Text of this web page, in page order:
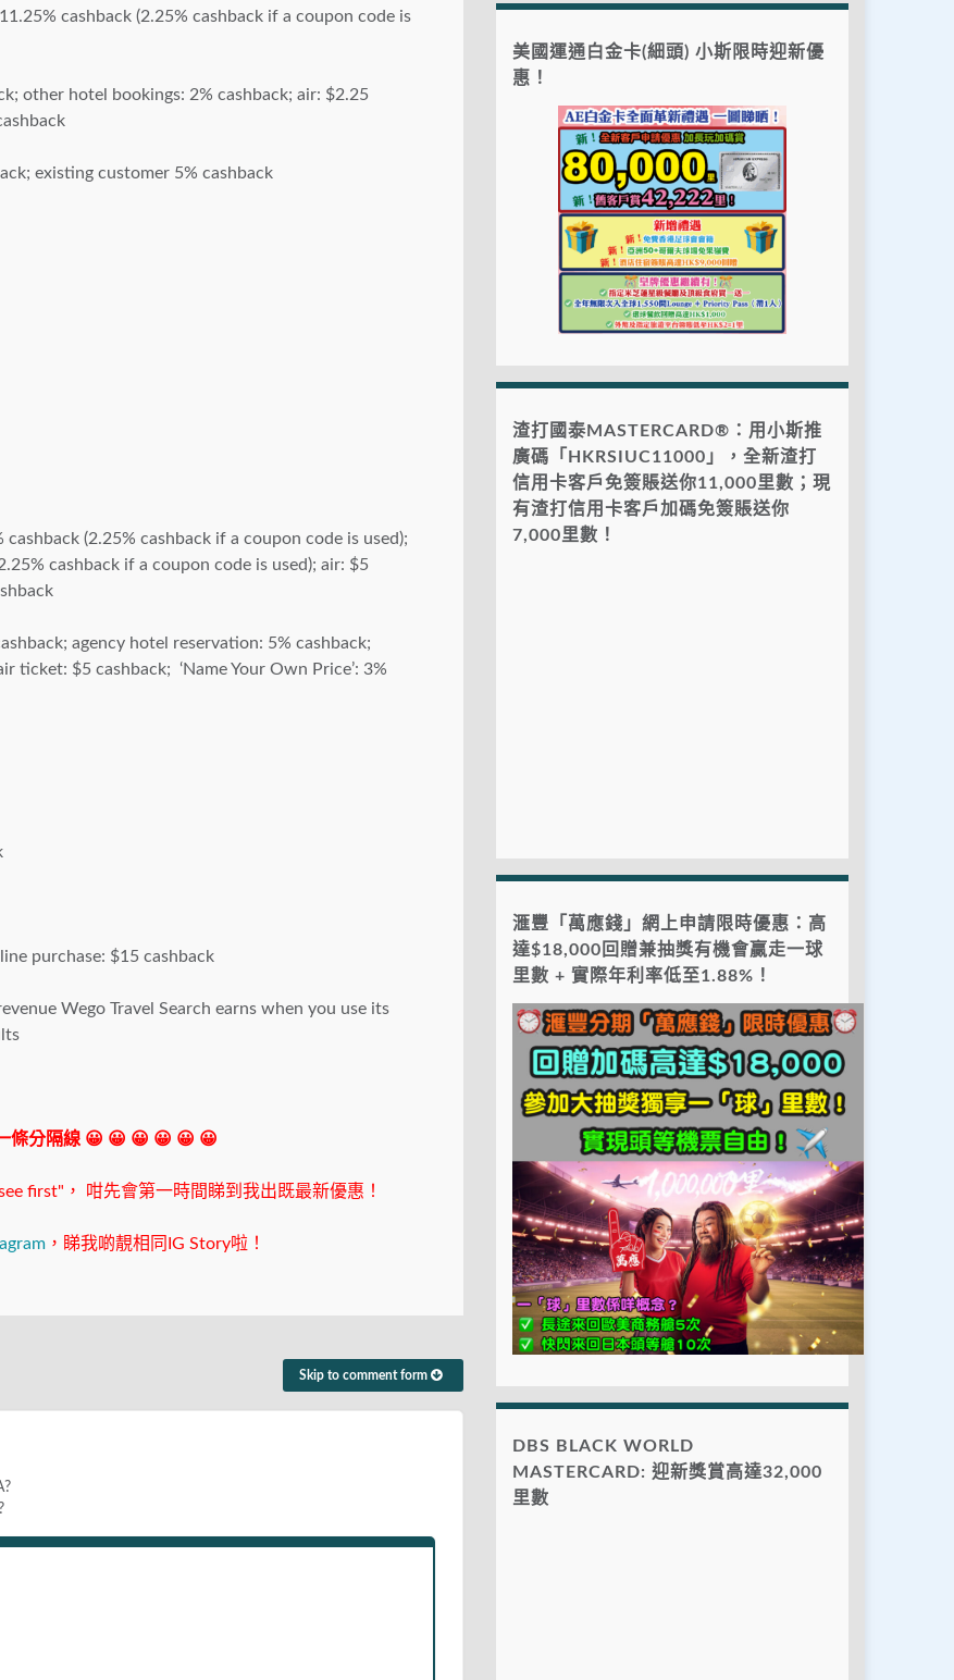
cashback (2.25% cashback if a coupon code is
other hotel bookings: 2% cashback; air: $2.25
existing customer 5% cashback
(2.25% cashback if a coupon code is used);
cashback if a coupon code is used); air: $5
agency hotel reservation: 5% cashback;
ticket: $5 cashback; ‘Name Your Own Price’: 3%
purchase: $15 cashback
Wego Travel Search earns when you use its
條分隔線 😀 😀 😀 😀 😀 😀
first"， 咁先會第一時間睇到我出既最新優惠！
，睇我啲靚相同IG Story啦！
Skip to comment form
美國運通白金卡(細頭) 小斯限時迎新優
惠！
渣打國泰MASTERCARD®：用小斯推
廣碼「HKRSIUC11000」，全新渣打
信用卡客戶免簽賬送你11,000里數；現
有渣打信用卡客戶加碼免簽賬送你
7,000里數！
滙豐「萬應錢」網上申請限時優惠：高
達$18,000回贈兼抽獎有機會贏走一球
里數 + 實際年利率低至1.88%！
DBS BLACK WORLD
MASTERCARD: 迎新獎賞高達32,000
里數